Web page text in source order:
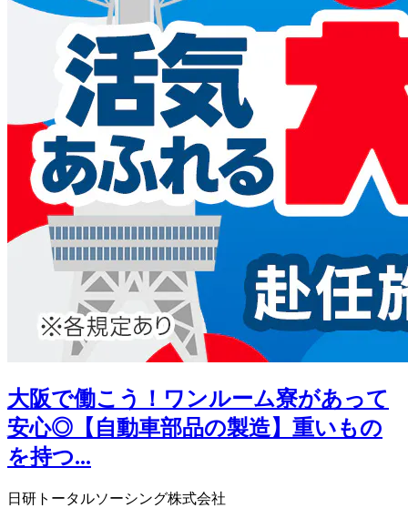
大阪で働こう！ワンルーム寮があって
安心◎【自動車部品の製造】重いもの
を持つ...
日研トータルソーシング株式会社